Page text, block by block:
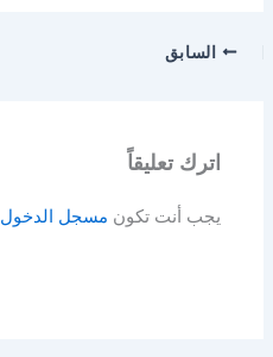
السابق
اترك تعليقاً
يجب أنت تكون مسجل الدخول